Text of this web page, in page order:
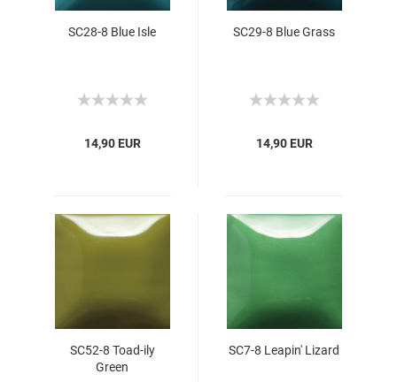
SC28-8 Blue Isle
14,90 EUR
SC29-8 Blue Grass
14,90 EUR
SC52-8 Toad-ily
Green
SC7-8 Leapin' Lizard